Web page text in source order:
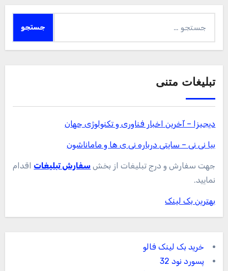
برای:
تبلیغات متنی
دیجیزا – آخرین اخبار فناوری و تکنولوژی جهان
بیا نی نی – سایتی درباره نی ی ها و ماماناشون
جهت سفارش و درج تبلیغات از بخش سفارش تبلیغات اقدام
نمایید.
بهترین بک لینک
خرید بک لینک فالو
پسورد نود 32